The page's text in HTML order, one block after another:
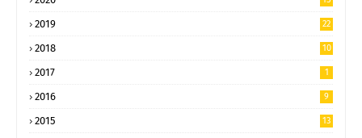
2019 22
2018 10
2017 1
2016 9
2015 13